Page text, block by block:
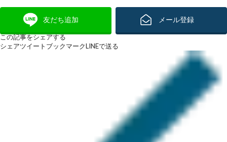
友だち追加 メール登録
この記事をシェアする
シェアツイート ブックマークLINEで送る